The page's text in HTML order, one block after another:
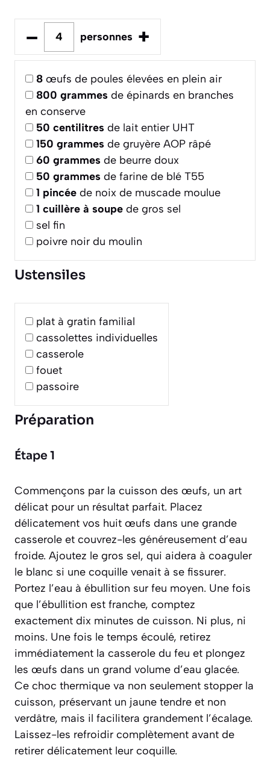
– personnes +
8 œufs de poules élevées en plein air
800 grammes de épinards en branches
en conserve
50 centilitres de lait entier UHT
150 grammes de gruyère AOP râpé
60 grammes de beurre doux
50 grammes de farine de blé T55
1 pincée de noix de muscade moulue
1 cuillère à soupe de gros sel
sel fin
poivre noir du moulin
Ustensiles
plat à gratin familial
cassolettes individuelles
casserole
fouet
passoire
Préparation
Étape 1
Commençons par la cuisson des œufs, un art
délicat pour un résultat parfait. Placez
délicatement vos huit œufs dans une grande
casserole et couvrez-les généreusement d’eau
froide. Ajoutez le gros sel, qui aidera à coaguler
le blanc si une coquille venait à se fissurer.
Portez l’eau à ébullition sur feu moyen. Une fois
que l’ébullition est franche, comptez
exactement dix minutes de cuisson. Ni plus, ni
moins. Une fois le temps écoulé, retirez
immédiatement la casserole du feu et plongez
les œufs dans un grand volume d’eau glacée.
Ce choc thermique va non seulement stopper la
cuisson, préservant un jaune tendre et non
verdâtre, mais il facilitera grandement l’écalage.
Laissez-les refroidir complètement avant de
retirer délicatement leur coquille.